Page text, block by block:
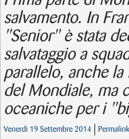
salvamento. In
"Senior" è stata
salvataggio a
parallelo, anche la
del Mondiale, ma
oceaniche per i
Venerdì 19 Settembre 2014 Permalink